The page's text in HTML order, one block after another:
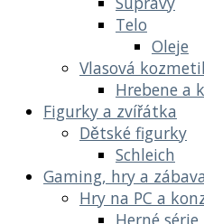
Telo
Oleje
Vlasová
Hrebene a
Figurky a zvířátka
Dětské figurky
Schleich
Gaming, hry a
Hry na PC a
Herné série